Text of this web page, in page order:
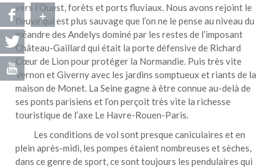
vers l’Ouest, forêts et ports fluviaux. Nous avons rejoint le
fleuve qui est plus sauvage que l’on ne le pense au niveau du
méandre des Andelys dominé par les restes de l’imposant
Château-Gaillard qui était la porte défensive de Richard
Cœur de Lion pour protéger la Normandie. Puis très vite
Vernon et Giverny avec les jardins somptueux et riants de la
maison de Monet. La Seine gagne à être connue au-delà de
ses ponts parisiens et l’on perçoit très vite la richesse
touristique de l’axe Le Havre-Rouen-Paris.
Les conditions de vol sont presque caniculaires et en
plein après-midi, les pompes étaient nombreuses et sèches,
dans ce genre de sport, ce sont toujours les pendulaires qui
+